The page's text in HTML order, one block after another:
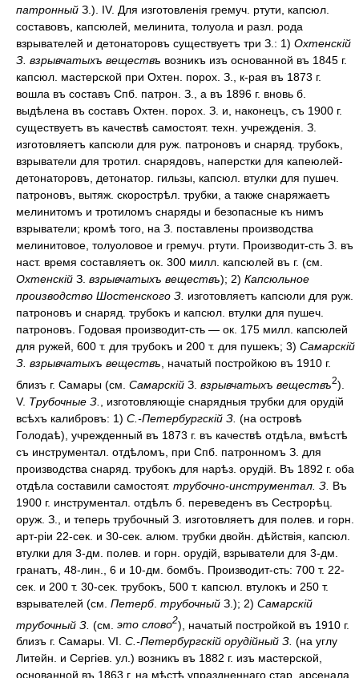
патронный З.). IV. Для изготовленія гремуч. ртути, капсюл.
составовъ, капсюлей, мелинита, толуола и разл. рода
взрывателей и детонаторовъ существуетъ три З.: 1) Охтенскій
З. взрывчатыхъ веществъ возникъ изъ основанной въ 1845 г.
капсюл. мастерской при Охтен. порох. З., к-рая въ 1873 г.
вошла въ составъ Спб. патрон. З., а въ 1896 г. вновь б.
выдѣлена въ составъ Охтен. порох. З. и, наконецъ, съ 1900 г.
существуетъ въ качествѣ самостоят. техн. учрежденія. З.
изготовляетъ капсюли для руж. патроновъ и снаряд. трубокъ,
взрыватели для тротил. снарядовъ, наперстки для капеюлей-
детонаторовъ, детонатор. гильзы, капсюл. втулки для пушеч.
патроновъ, вытяж. скорострѣл. трубки, а также снаряжаетъ
мелинитомъ и тротиломъ снаряды и безопасные къ нимъ
взрыватели; кромѣ того, на З. поставлены производства
мелинитовое, толуоловое и гремуч. ртути. Производит-сть З. въ
наст. время составляетъ ок. 300 милл. капсюлей въ г. (см.
Охтенскій З. взрывчатыхъ веществъ); 2) Капсюльное
производство Шостенского З. изготовляетъ капсюли для руж.
патроновъ и снаряд. трубокъ и капсюл. втулки для пушеч.
патроновъ. Годовая производит-сть — ок. 175 милл. капсюлей
для ружей, 600 т. для трубокъ и 200 т. для пушекъ; 3) Самарскій
З. взрывчатыхъ веществъ , начатый постройкою въ 1910 г.
близъ г. Самары (см. Самарскій З. взрывчатыхъ веществъ2).
V. Трубочные З.
, изготовляющіе снарядныя трубки для орудій
всѣхъ калибровъ: 1) С.-Петербургскій З. (на островѣ
Голодаѣ), учрежденный въ 1873 г. въ качествѣ отдѣла, вмѣстѣ
съ инструментал. отдѣломъ, при Спб. патронномъ З. для
производства снаряд. трубокъ для нарѣз. орудій. Въ 1892 г. оба
отдѣла составили самостоят. трубочно-инструментал. З. Въ
1900 г. инструментал. отдѣлъ б. переведенъ въ Сестрорѣц.
оруж. З., и теперь трубочный З. изготовляетъ для полев. и горн.
арт-ріи 22-сек. и 30-сек. алюм. трубки двойн. дѣйствія, капсюл.
втулки для 3-дм. полев. и горн. орудій, взрыватели для 3-дм.
гранатъ, 48-лин., 6 и 10-дм. бомбъ. Производит-сть: 700 т. 22-
сек. и 200 т. 30-сек. трубокъ, 500 т. капсюл. втулокъ и 250 т.
взрывателей (см. Петерб. трубочный З.); 2) Самарскій
трубочный З. (см. это слово2), начатый постройкой въ 1910 г.
близъ г. Самары. VI. С.-Петербургскій орудійный З. (на углу
Литейн. и Сергіев. ул.) возникъ въ 1882 г. изъ мастерской,
основанной въ 1863 г. на мѣстѣ упраздненнаго стар. арсенала,